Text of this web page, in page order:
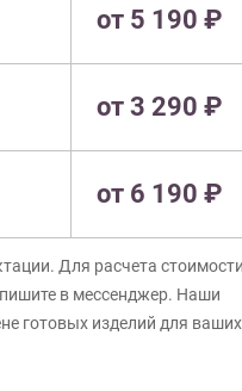
от 5 190 ₽
от 3 290 ₽
от 6 190 ₽
Для расчета стоимости
в мессенджер. Наши
готовых изделий для ваших